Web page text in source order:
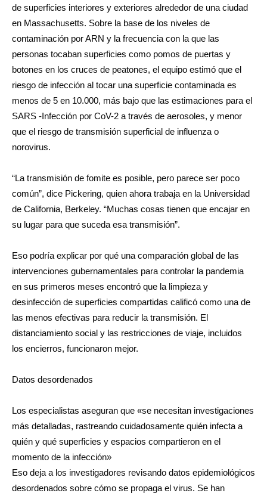
de superficies interiores y exteriores alrededor de una ciudad
en Massachusetts. Sobre la base de los niveles de
contaminación por ARN y la frecuencia con la que las
personas tocaban superficies como pomos de puertas y
botones en los cruces de peatones, el equipo estimó que el
riesgo de infección al tocar una superficie contaminada es
menos de 5 en 10.000, más bajo que las estimaciones para el
SARS -Infección por CoV-2 a través de aerosoles, y menor
que el riesgo de transmisión superficial de influenza o
norovirus.
“La transmisión de fomite es posible, pero parece ser poco
común”, dice Pickering, quien ahora trabaja en la Universidad
de California, Berkeley. “Muchas cosas tienen que encajar en
su lugar para que suceda esa transmisión”.
Eso podría explicar por qué una comparación global de las
intervenciones gubernamentales para controlar la pandemia
en sus primeros meses encontró que la limpieza y
desinfección de superficies compartidas calificó como una de
las menos efectivas para reducir la transmisión. El
distanciamiento social y las restricciones de viaje, incluidos
los encierros, funcionaron mejor.
Datos desordenados
Los especialistas aseguran que «se necesitan investigaciones
más detalladas, rastreando cuidadosamente quién infecta a
quién y qué superficies y espacios compartieron en el
momento de la infección»
Eso deja a los investigadores revisando datos epidemiológicos
desordenados sobre cómo se propaga el virus. Se han